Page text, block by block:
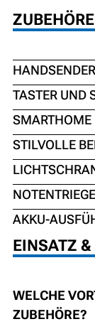
TASTER UND
SMARTHOME
STILVOLLE
AKKU-
EINSATZ
WELCHE
ZUBEHÖRE?